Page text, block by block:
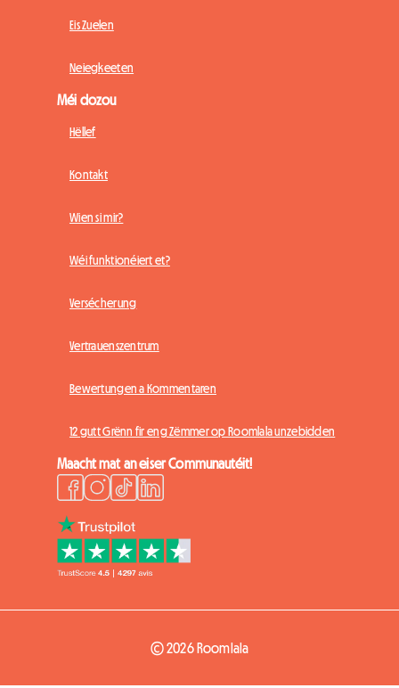
Eis Zuelen
Neiegkeeten
Méi dozou
Hëllef
Kontakt
Wien si mir?
Wéi funktionéiert et?
Versécherung
Vertrauenszentrum
Bewertungen a Kommentaren
12 gutt Grënn fir eng Zëmmer op Roomlala unzebidden
Maacht mat an eiser Communautéit!
© 2026 Roomlala